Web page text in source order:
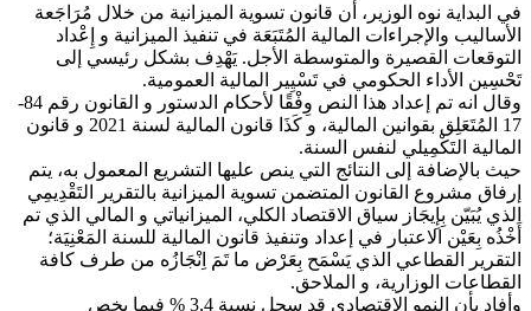
في البداية نوه الوزير، أن قانون تسوية الميزانية من خلال مُرَاجَعة
الأساليب والإجراءات المالية المُتَبَعَة في تنفيذ الميزانية و إِعْداد
التوقعات القصيرة والمتوسطة الأجل. يَهْدِف بشكل رئيسي إلى
تَحْسِين الأداء الحكومي في تَسْيِير المالية العمومية.
وقال انه تم إعداد هذا النص وِفْقًا لأحكام الدستور و القانون رقم 84-
17 المُتَعَلِق بقوانين المالية، و كَذَا قانون المالية لسنة 2021 و قانون
المالية التَكْمِيلي لنفس السنة.
حيث بالإضافة إلى النتائج التي ينص عليها التشريع المعمول به، يتم
إرفاق مشروع القانون المتضمن تسوية الميزانية بالتقرير التَقْدِيمِي
الذي يُبَيّن بِإِيجَاز سياق الاقتصاد الكلي، الميزانياتي و المالي الذي تم
أَخْذُه بِعَيْن الاعتبار في إعداد وتنفيذ قانون المالية للسنة المَعْنِيَة؛
التقرير القطاعي الذي يَسْمَح بِعَرْض ما تَمَ اِنْجَازُه من طرف كافة
القطاعات الوزارية، و الملاحق.
وأفاد بأن النمو الاقتصادي قد سجل نسبة 3,4 % فيما يخص